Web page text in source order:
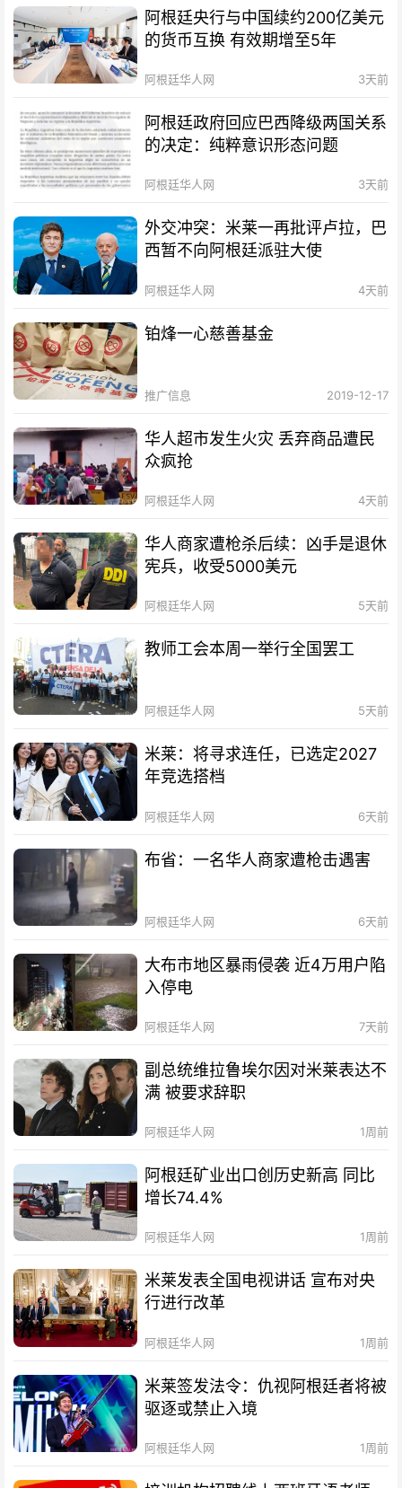
阿根廷央行与中国续约200亿美元
的货币互换 有效期增至5年
阿根廷华人网 3天前
阿根廷政府回应巴西降级两国关系
的决定：纯粹意识形态问题
阿根廷华人网 3天前
外交冲突：米莱一再批评卢拉，巴
西暂不向阿根廷派驻大使
阿根廷华人网 4天前
铂烽一心慈善基金
推广信息 2019-12-17
华人超市发生火灾 丢弃商品遭民
众疯抢
阿根廷华人网 4天前
华人商家遭枪杀后续：凶手是退休
宪兵，收受5000美元
阿根廷华人网 5天前
教师工会本周一举行全国罢工
阿根廷华人网 5天前
米莱：将寻求连任，已选定2027
年竞选搭档
阿根廷华人网 6天前
布省：一名华人商家遭枪击遇害
阿根廷华人网 6天前
大布市地区暴雨侵袭 近4万用户陷
入停电
阿根廷华人网 7天前
副总统维拉鲁埃尔因对米莱表达不
满 被要求辞职
阿根廷华人网 1周前
阿根廷矿业出口创历史新高 同比
增长74.4%
阿根廷华人网 1周前
米莱发表全国电视讲话 宣布对央
行进行改革
阿根廷华人网 1周前
米莱签发法令：仇视阿根廷者将被
驱逐或禁止入境
阿根廷华人网 1周前